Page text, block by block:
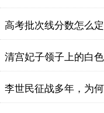
高考批次线分数怎么
清宫妃子领子上的白
李世民征战多年，为